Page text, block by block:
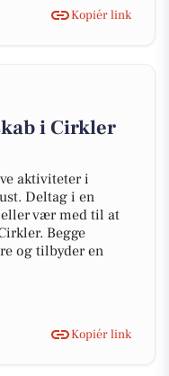
Kopiér link
i Cirkler
aktiviteter i
Deltag i en
vær med til at
Begge
og tilbyder en
Kopiér link